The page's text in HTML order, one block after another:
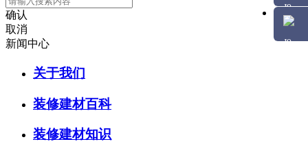
确认
取消
新闻中心
关于我们
装修建材百科
装修建材知识